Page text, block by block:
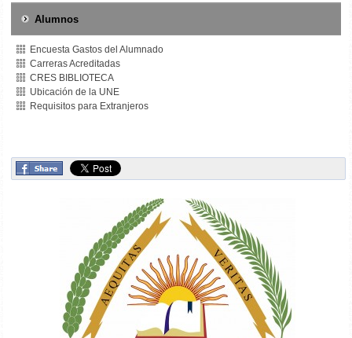
Alumnos
Encuesta Gastos del Alumnado
Carreras Acreditadas
CRES BIBLIOTECA
Ubicación de la UNE
Requisitos para Extranjeros